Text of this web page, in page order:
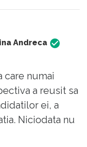
el ...
Andreca
care numai
a reusit sa
ei, a
Niciodata nu